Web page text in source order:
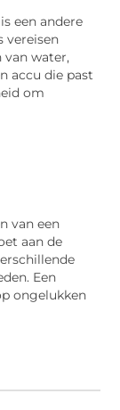
een andere
vereisen
van water,
accu die past
om
van een
aan de
Een
ongelukken